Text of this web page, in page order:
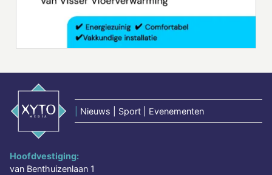
Nieuws | Sport | Evenementen
Hoofdvestiging:
van Benthuizenlaan 1